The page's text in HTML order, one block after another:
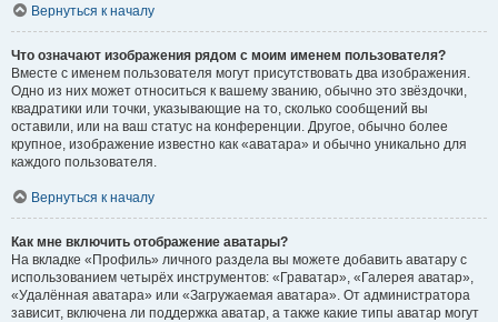
Вернуться к началу
Что означают изображения рядом с моим именем пользователя?
Вместе с именем пользователя могут присутствовать два изображения.
Одно из них может относиться к вашему званию, обычно это звёздочки,
квадратики или точки, указывающие на то, сколько сообщений вы
оставили, или на ваш статус на конференции. Другое, обычно более
крупное, изображение известно как «аватара» и обычно уникально для
каждого пользователя.
Вернуться к началу
Как мне включить отображение аватары?
На вкладке «Профиль» личного раздела вы можете добавить аватару с
использованием четырёх инструментов: «Граватар», «Галерея аватар»,
«Удалённая аватара» или «Загружаемая аватара». От администратора
зависит, включена ли поддержка аватар, а также какие типы аватар могут